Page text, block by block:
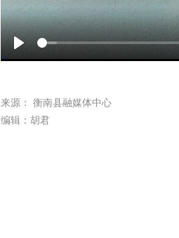
Play
来源： 衡南县融媒体中心
编辑：胡君